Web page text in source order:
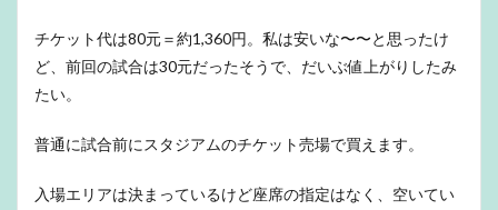
チケット代は80元＝約1,360円。私は安いな〜〜と思ったけ
ど、前回の試合は30元だったそうで、だいぶ値上がりしたみ
たい。
普通に試合前にスタジアムのチケット売場で買えます。
入場エリアは決まっているけど座席の指定はなく、空いてい